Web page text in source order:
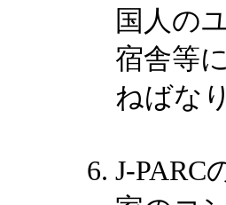
国人の
宿舎等
ねばな
J-PARC